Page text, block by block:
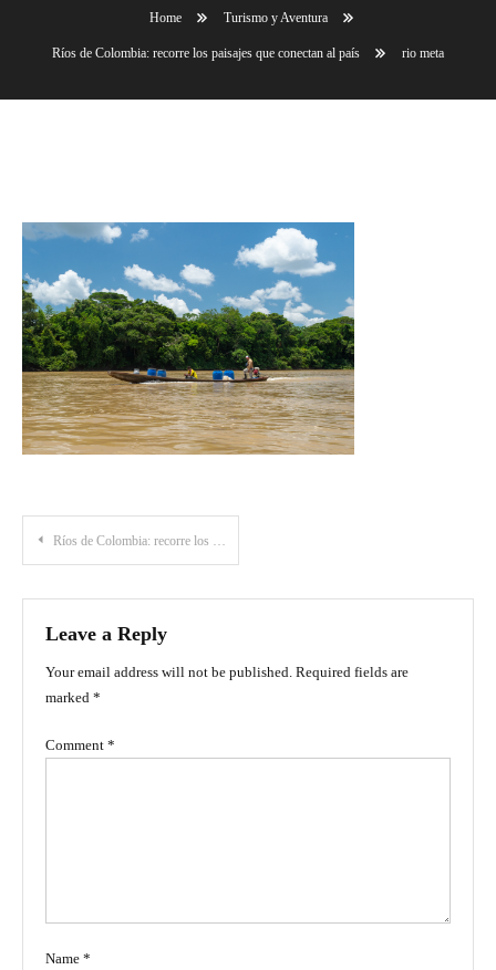
Home Turismo y Aventura
Ríos de Colombia: recorre los paisajes que conectan al país rio meta
Post
navigation
Ríos de Colombia: recorre los paisajes que conectan al país
Leave a Reply
Your email address will not be published. Required fields are
marked *
Comment *
Name *